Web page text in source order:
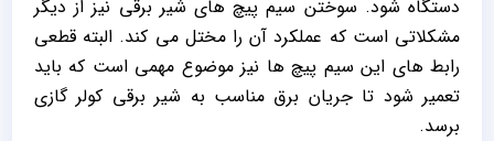
دستگاه شود. سوختن سیم پیچ های شیر برقی نیز از دیگر
مشکلاتی است که عملکرد آن را مختل می کند. البته قطعی
رابط های این سیم پیچ ها نیز موضوع مهمی است که باید
تعمیر شود تا جریان برق مناسب به شیر برقی کولر گازی
برسد.